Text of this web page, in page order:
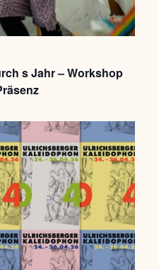
s Jahr – Workshop